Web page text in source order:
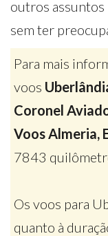
outros assuntos
sem ter
Para mais
voos
Coronel
Voos Almeria,
7843
Os voos para
quanto à